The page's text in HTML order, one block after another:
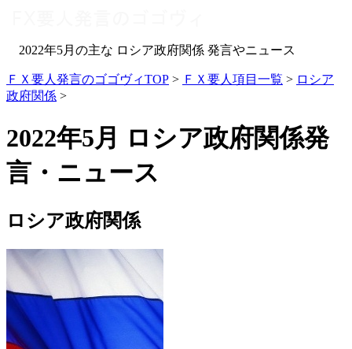
2022年5月の主な ロシア政府関係 発言やニュース
ＦＸ要人発言のゴゴヴィTOP > ＦＸ要人項目一覧 > ロシア
政府関係 >
2022年5月 ロシア政府関係発
言・ニュース
ロシア政府関係